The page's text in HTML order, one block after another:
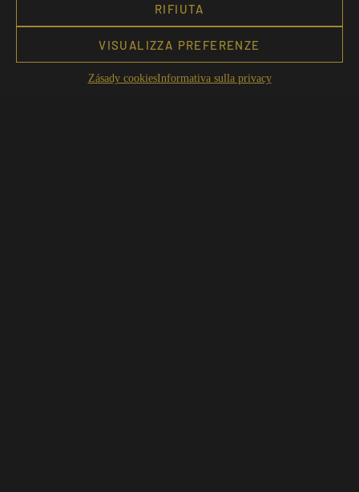
RIFIUTA
VISUALIZZA PREFERENZE
Zásady cookiesInformativa sulla privacy